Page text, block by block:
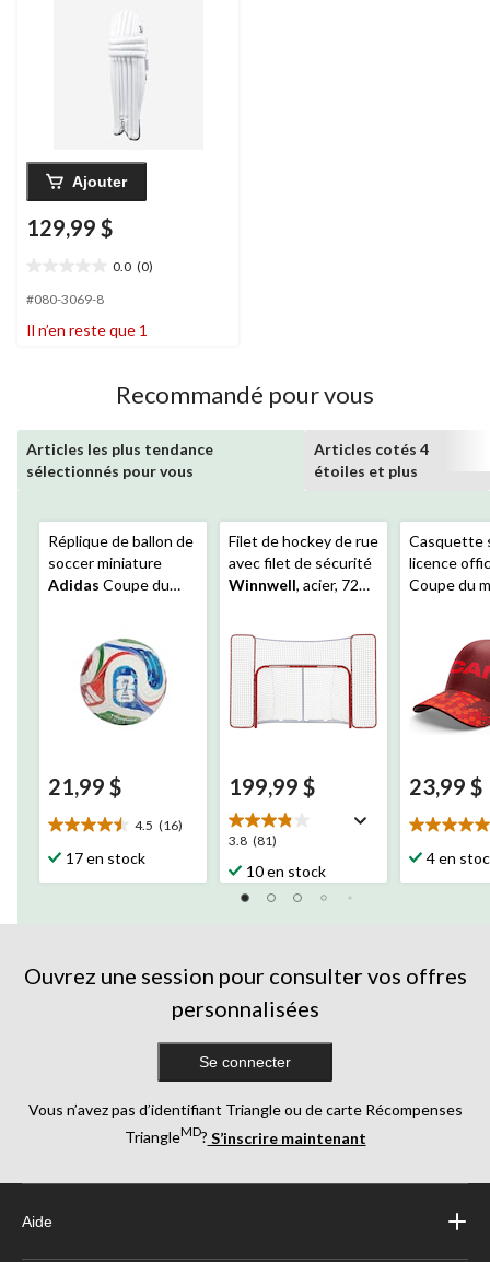
Ajouter
129,99 $
0.0 (0)
étoile(s)
5.
#080-3069-8
Il n’en reste que 1
Recommandé pour vous
Articles les plus tendance
sélectionnés pour vous
Articles cotés 4
étoiles et plus
Réplique de ballon de
soccer miniature
Adidas Coupe du
21,99 $
4.5 (16)
4.5
étoile(s)
17 en stock
Filet de hockey de rue
avec filet de sécurité
Winnwell, acier, 72
199,99 $
3.8 (81)
3.8
étoile(s)
sur
5.
10 en stock
Casquette
licence
Coupe du
23,99 $
5.0
étoile(s)
4 en
Ouvrez une session pour consulter vos offres
personnalisées
Se connecter
Vous n’avez pas d’identifiant Triangle ou de carte Récompenses
TriangleMD? S’inscrire maintenant
Aide